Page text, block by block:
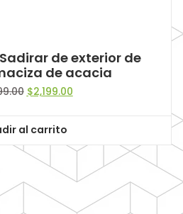
de exterior de
de acacia
Original
$2,599.00.
$2,199.00Current
al carrito